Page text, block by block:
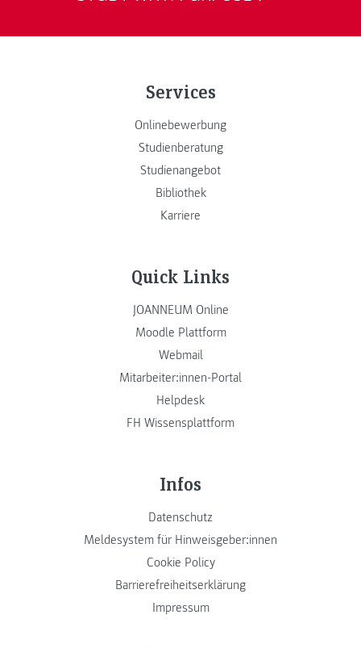
Services
Onlinebewerbung
Studienberatung
Studienangebot
Bibliothek
Karriere
Quick Links
JOANNEUM Online
Moodle Plattform
Webmail
Mitarbeiter:innen-Portal
Helpdesk
FH Wissensplattform
Infos
Datenschutz
Meldesystem für Hinweisgeber:innen
Cookie Policy
Barrierefreiheitserklärung
Impressum